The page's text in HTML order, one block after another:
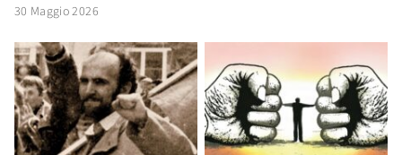
30 Maggio 2026